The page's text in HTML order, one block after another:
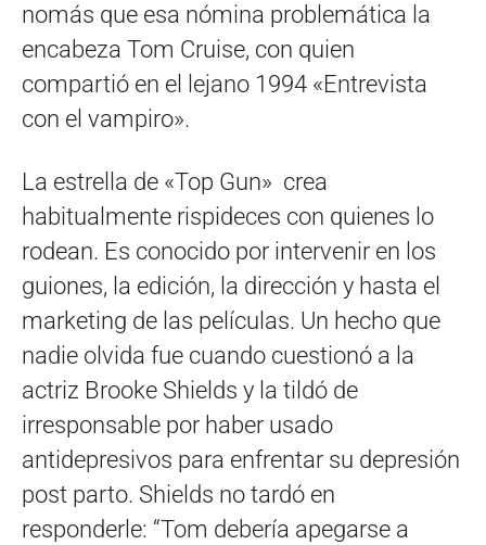
nomás que esa nómina problemática la
encabeza Tom Cruise, con quien
compartió en el lejano 1994 «Entrevista
con el vampiro».
La estrella de «Top Gun» crea
habitualmente rispideces con quienes lo
rodean. Es conocido por intervenir en los
guiones, la edición, la dirección y hasta el
marketing de las películas. Un hecho que
nadie olvida fue cuando cuestionó a la
actriz Brooke Shields y la tildó de
irresponsable por haber usado
antidepresivos para enfrentar su depresión
post parto. Shields no tardó en
responderle: “Tom debería apegarse a